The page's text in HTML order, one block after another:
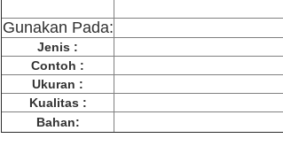
Gunakan Pada:
Jenis :
Contoh :
Ukuran :
Kualitas :
Bahan: